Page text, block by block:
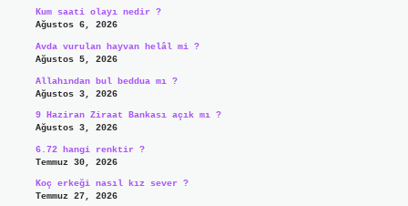
Kum saati olayı nedir ?
Ağustos 6, 2026
Avda vurulan hayvan helâl mi ?
Ağustos 5, 2026
Allahından bul beddua mı ?
Ağustos 3, 2026
9 Haziran Ziraat Bankası açık mı ?
Ağustos 3, 2026
6.72 hangi renktir ?
Temmuz 30, 2026
Koç erkeği nasıl kız sever ?
Temmuz 27, 2026